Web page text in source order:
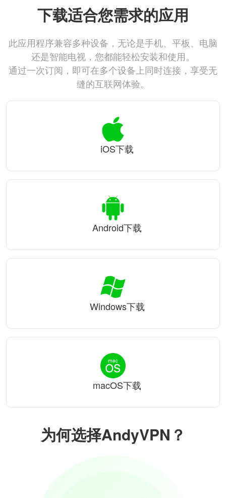
为何选择AndyVPN？
下载适合您需求的应用
此应用程序兼容多种设备，无论是手机、平板、电脑
还是智能电视，您都能轻松安装和使用。
通过一次订阅，即可在多个设备上同时连接，享受无
缝的互联网体验。
iOS下载
Android下载
Windows下载
macOS下载